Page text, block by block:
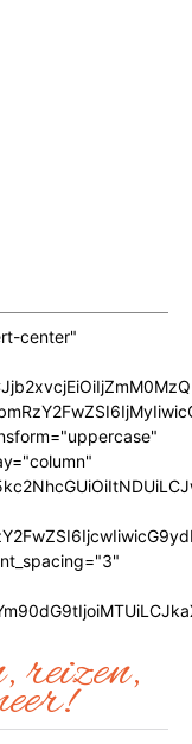
center"
reizen,